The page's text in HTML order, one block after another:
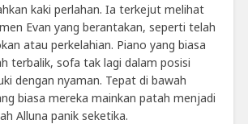
kaki perlahan. Ia terkejut melihat
Evan yang berantakan, seperti telah
atau perkelahian. Piano yang biasa
terbalik, sofa tak lagi dalam posisi
dengan nyaman. Tepat di bawah
biasa mereka mainkan patah menjadi
Alluna panik seketika.